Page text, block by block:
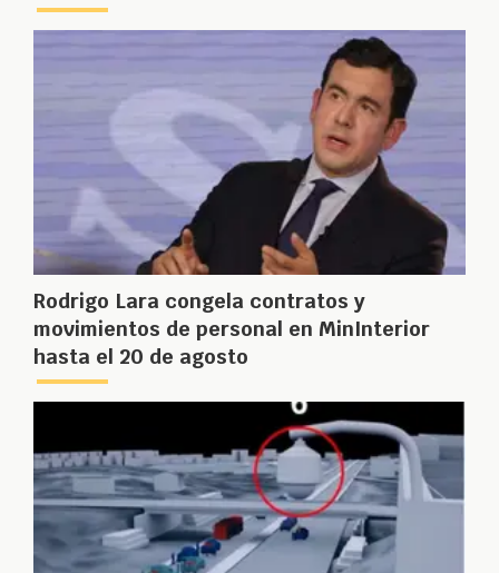
Rodrigo Lara congela contratos y
movimientos de personal en MinInterior
hasta el 20 de agosto